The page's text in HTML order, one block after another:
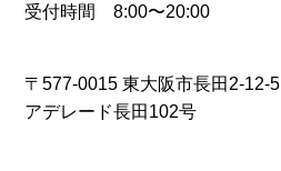
受付時間 8:00〜20:00
〒577-0015 東大阪市長田2-12-5
アデレード長田102号